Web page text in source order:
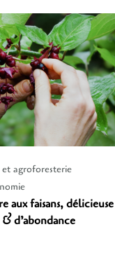
agroforesterie
aux faisans,
d’abondance